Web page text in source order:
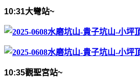
10:31大彎站~
10:35觀聖宮站~